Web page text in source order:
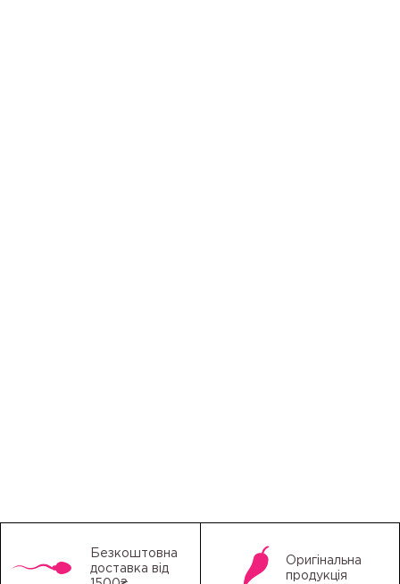
Безкоштовна
доставка від
Оригінальна
продукція